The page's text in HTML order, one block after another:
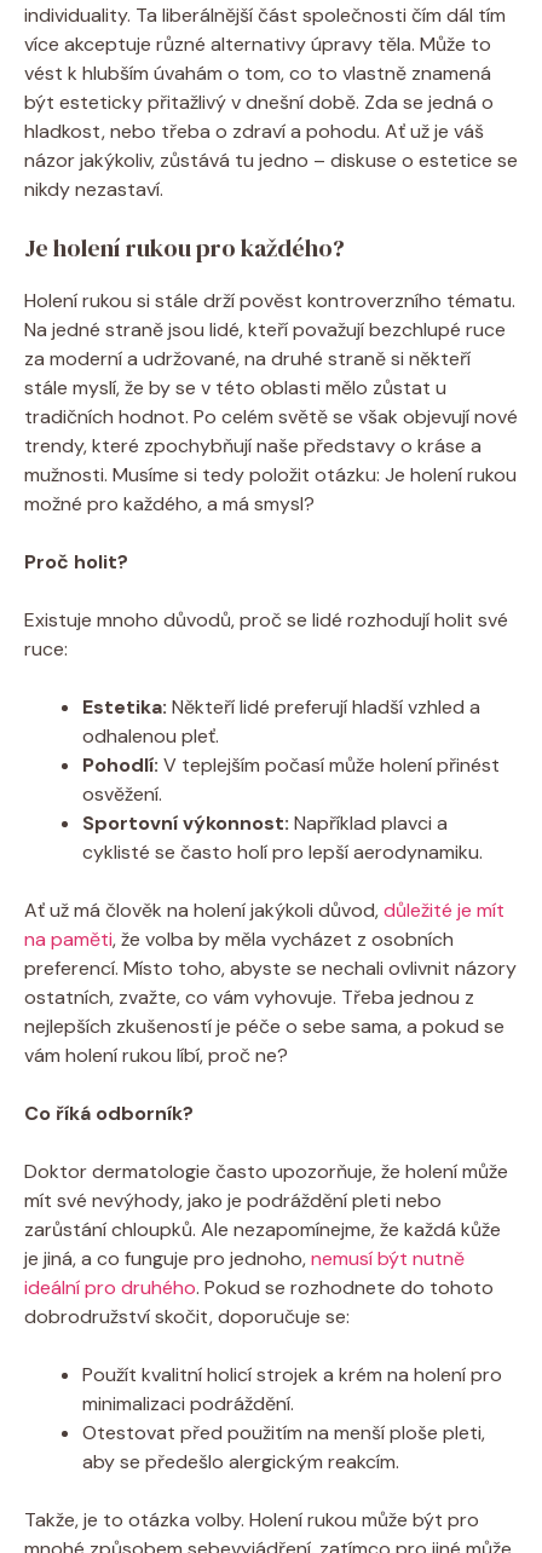
individuality. Ta liberálnější část společnosti čím dál tím
více akceptuje různé alternativy úpravy těla. Může to
vést k hlubším úvahám o tom, co to vlastně znamená
být esteticky přitažlivý v dnešní době. Zda se jedná o
hladkost, nebo třeba o zdraví a pohodu. Ať už je váš
názor jakýkoliv, zůstává tu jedno – diskuse o estetice se
nikdy nezastaví.
Je holení rukou pro každého?
Holení rukou si stále drží pověst kontroverzního tématu.
Na jedné straně jsou lidé, kteří považují bezchlupé ruce
za moderní a udržované, na druhé straně si někteří
stále myslí, že by se v této oblasti mělo zůstat u
tradičních hodnot. Po celém světě se však objevují nové
trendy, které zpochybňují naše představy o kráse a
mužnosti. Musíme si tedy položit otázku: Je holení rukou
možné pro každého, a má smysl?
Proč holit?
Existuje mnoho důvodů, proč se lidé rozhodují holit své
ruce:
Estetika: Někteří lidé preferují hladší vzhled a
odhalenou pleť.
Pohodlí: V teplejším počasí může holení přinést
osvěžení.
Sportovní výkonnost: Například plavci a
cyklisté se často holí pro lepší aerodynamiku.
Ať už má člověk na holení jakýkoli důvod,důležité je mít
na paměti, že volba by měla vycházet z osobních
preferencí. Místo toho, abyste se nechali ovlivnit názory
ostatních, zvažte, co vám vyhovuje. Třeba jednou z
nejlepších zkušeností je péče o sebe sama, a pokud se
vám holení rukou líbí, proč ne?
Co říká odborník?
Doktor dermatologie často upozorňuje, že holení může
mít své nevýhody, jako je podráždění pleti nebo
zarůstání chloupků. Ale nezapomínejme, že každá kůže
je jiná, a co funguje pro jednoho,nemusí být nutně
ideální pro druhého. Pokud se rozhodnete do tohoto
dobrodružství skočit, doporučuje se:
Použít kvalitní holicí strojek a krém na holení pro
minimalizaci podráždění.
Otestovat před použitím na menší ploše pleti,
aby se předešlo alergickým reakcím.
Takže, je to otázka volby. Holení rukou může být pro